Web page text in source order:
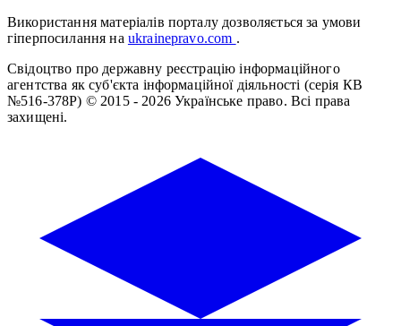
Використання матеріалів порталу дозволяється за умови
гіперпосилання на ukrainepravo.com .
Свідоцтво про державну реєстрацію інформаційного
агентства як суб'єкта інформаційної діяльності (серія КВ
№516-378Р) © 2015 - 2026 Українське право. Всі права
захищені.